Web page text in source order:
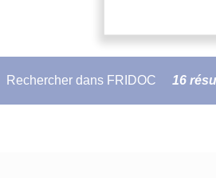
Rechercher dans FRIDOC 16